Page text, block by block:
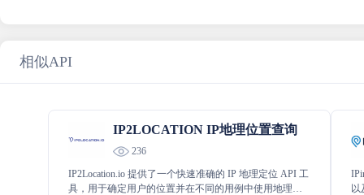
相似API
IP2LOCATION IP地理位置查询
236
IP2Location.io 提供了一个快速准确的 IP 地理定位 API 工
具，用于确定用户的位置并在不同的用例中使用地理位